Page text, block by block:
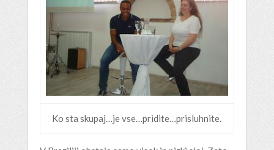
Ko sta skupaj…je vse…pridite…prisluhnite.